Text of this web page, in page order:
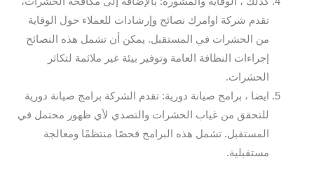
تقدم شركة اوامرك نصائح وإرشادات للعملاء حول الوقاية
من الحشرات في المستقبل. يمكن أن تشمل هذه النصائح
إجراءات النظافة العامة وتوفير بيئة غير ملائمة لتكاثر
الحشرات.
ايضا ، برامج صيانة دورية: تقدم الشركة برامج صيانة دورية
للتحقق من غياب الحشرات والتصدي لأي ظهور محتمل في
المستقبل. تشمل هذه البرامج فحصًا منتظمًا ومعالجة
مستقبلية.